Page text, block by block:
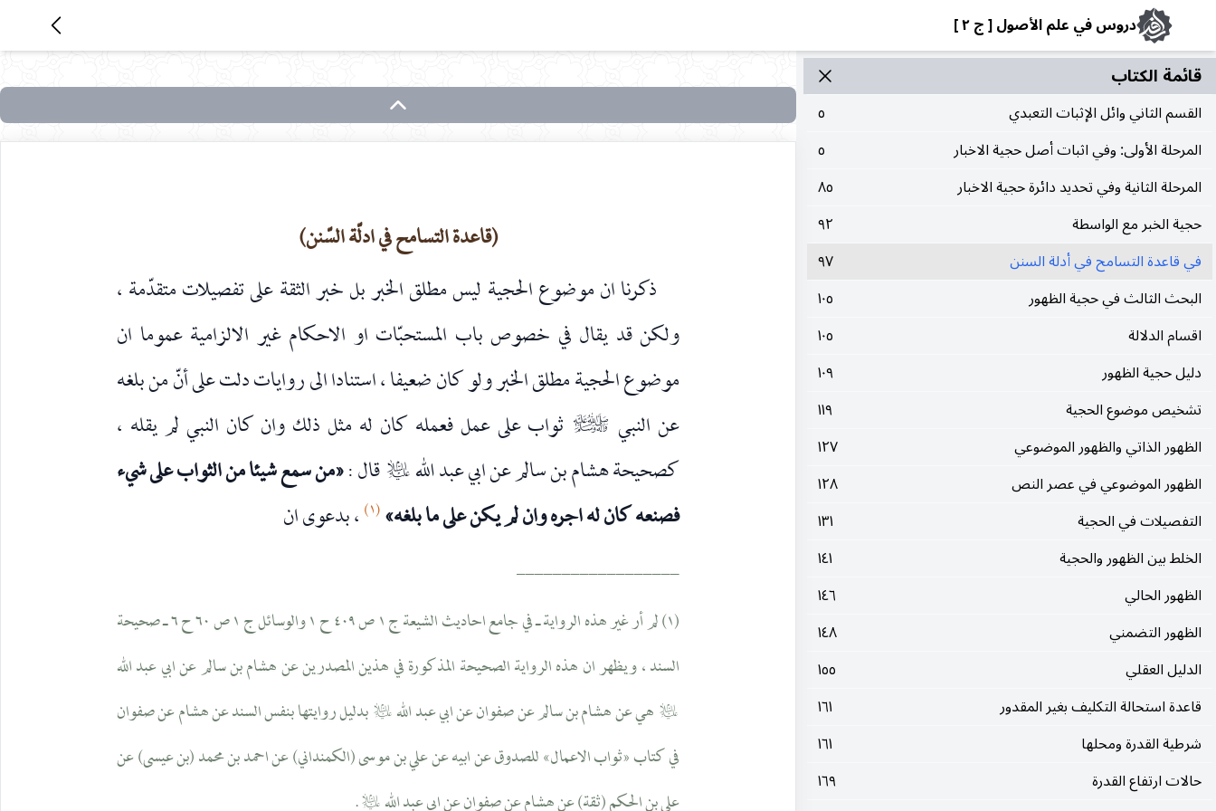
دروس في علم الأصول [ ج ٢ ]
قائمة الکتاب
القسم الثاني وائل الإثبات التعبدي
٥
المرحلة الأولى: وفي اثبات أصل حجية الاخبار
٥
المرحلة الثانية وفي تحديد دائرة حجية الاخبار
٨٥
حجية الخبر مع الواسطة
٩٢
في قاعدة التسامح في أدلة السنن
٩٧
البحث الثالث في حجية الظهور
١٠٥
اقسام الدلالة
١٠٥
دليل حجية الظهور
١٠٩
تشخيص موضوع الحجية
١١٩
الظهور الذاتي والظهور الموضوعي
١٢٧
الظهور الموضوعي في عصر النص
١٢٨
التفصيلات في الحجية
١٣١
الخلط بين الظهور والحجية
١٤١
الظهور الحالي
١٤٦
الظهور التضمني
١٤٨
الدليل العقلي
١٥٥
قاعدة استحالة التكليف بغير المقدور
١٦١
شرطية القدرة ومحلها
١٦١
حالات ارتفاع القدرة
١٦٩
البحث
البحث
في
(قاعدة التسامح في ادلّة السّنن)
ذكرنا ان موضوع الحجية ليس مطلق الخبر بل خبر الثقة على تفصيلات متقدّمة ،
ولكن قد يقال في خصوص باب المستحبّات او الاحكام غير الالزامية عموما ان
موضوع الحجية مطلق الخبر ولو كان ضعيفا ، استنادا الى روايات دلت على أنّ من بلغه
عن النبي صلى‌الله‌عليه‌وآله‌وسلم ثواب على عمل فعمله كان له مثل ذلك وان كان النبي لم يقله ،
كصحيحة هشام بن سالم عن ابي عبد الله عليه‌السلام قال :«من سمع شيئا من الثواب على شيء
فصنعه كان له اجره وان لم يكن على ما بلغه»(١) ، بدعوى ان
__________________
(١) لم أر غير هذه الرواية ـ في جامع احاديث الشيعة ج ١ ص ٤٠٩ ح ١ والوسائل ج ١ ص ٦٠ ح ٦ ـ صحيحة
السند ، ويظهر ان هذه الرواية الصحيحة المذكورة في هذين المصدرين عن هشام بن سالم عن ابي عبد الله
عليه‌السلام هي عن هشام بن سالم عن صفوان عن ابي عبد الله عليه‌السلام بدليل روايتها بنفس السند عن هشام عن صفوان
في كتاب «ثواب الاعمال» للصدوق عن ابيه عن علي بن موسى (الكمنداني) عن احمد بن محمد (بن عيسى) عن
عليه‌السلام